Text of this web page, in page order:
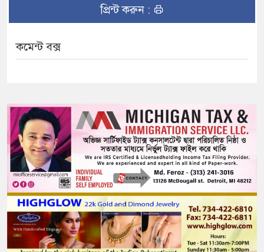
প্রিন্ট করুন :
কমেন্ট বক্স